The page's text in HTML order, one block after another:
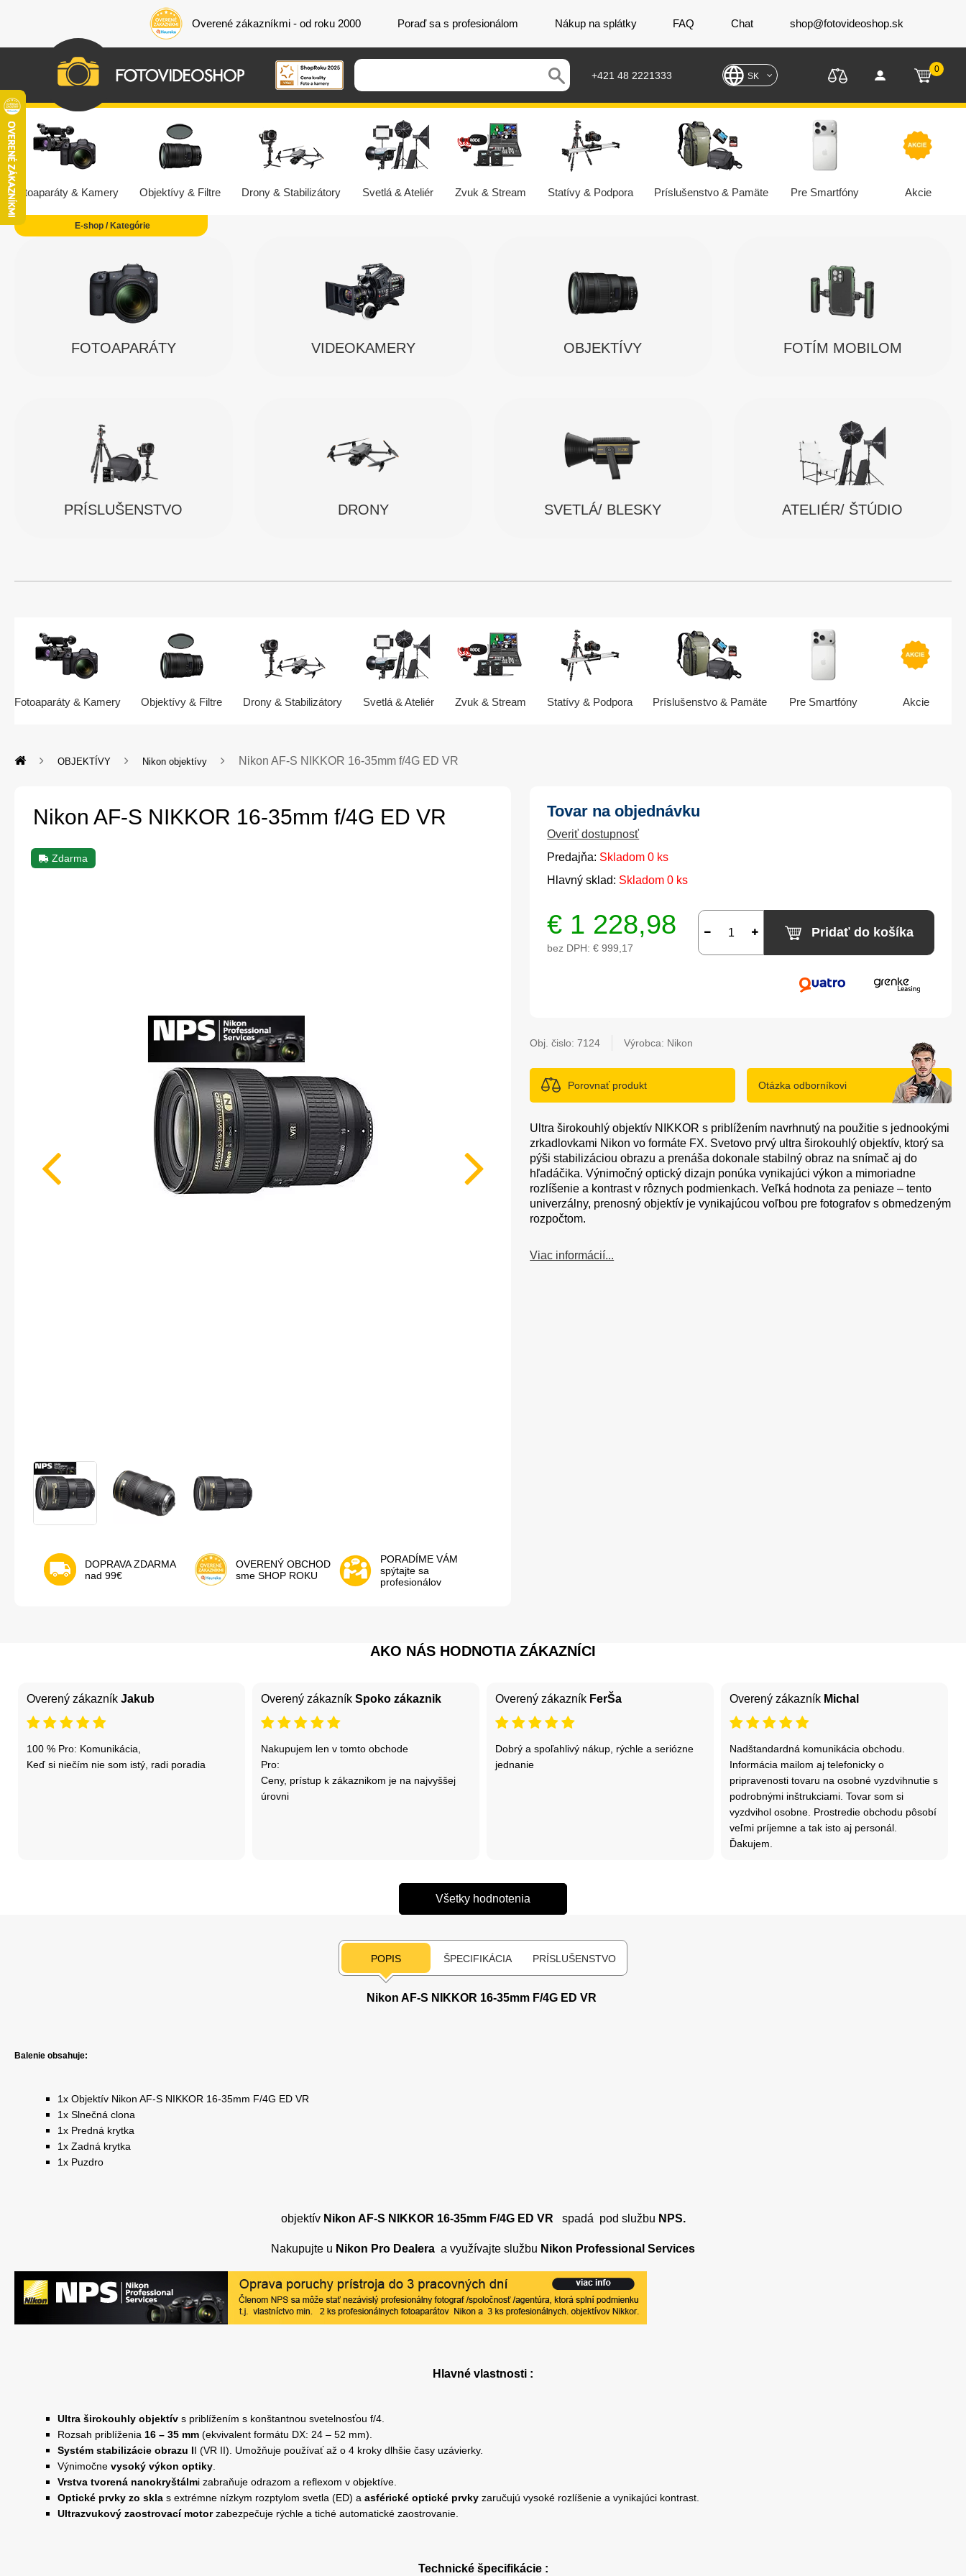
Overené zákazníkmi - od roku 2000 Poraď sa s profesionálom Nákup na splátky FAQ Chat shop@fotovideoshop.sk
+421 48 2221333 SK
0
Fotoaparáty & Kamery Objektívy & Filtre Drony & Stabilizátory Svetlá & Ateliér Zvuk & Stream Statívy & Podpora Príslušenstvo & Pamäte Pre Smartfóny Akcie
FOTOAPARÁTY VIDEOKAMERY OBJEKTÍVY FOTÍM MOBILOM
PRÍSLUŠENSTVO DRONY SVETLÁ/ BLESKY ATELIÉR/ ŠTÚDIO
Fotoaparáty & Kamery Objektívy & Filtre Drony & Stabilizátory Svetlá & Ateliér Zvuk & Stream Statívy & Podpora Príslušenstvo & Pamäte Pre Smartfóny Akcie
OBJEKTÍVY Nikon objektívy Nikon AF-S NIKKOR 16-35mm f/4G ED VR
Nikon AF-S NIKKOR 16-35mm f/4G ED VR
Zdarma
DOPRAVA ZDARMA
nad 99€
OVERENÝ OBCHOD
sme SHOP ROKU
PORADÍME VÁM
spýtajte sa
profesionálov
Tovar na objednávku
Overiť dostupnosť
Predajňa: Skladom 0 ks
Hlavný sklad: Skladom 0 ks
€ 1 228,98
bez DPH: € 999,17
Pridať do košíka
Obj. čislo:7124 Výrobca: Nikon
Porovnať produkt Otázka odborníkovi
Ultra širokouhlý objektív NIKKOR s priblížením navrhnutý na použitie s jednookými
zrkadlovkami Nikon vo formáte FX. Svetovo prvý ultra širokouhlý objektív, ktorý sa
pýši stabilizáciou obrazu a prenáša dokonale stabilný obraz na snímač aj do
hľadáčika. Výnimočný optický dizajn ponúka vynikajúci výkon a mimoriadne
rozlíšenie a kontrast v rôznych podmienkach. Veľká hodnota za peniaze – tento
univerzálny, prenosný objektív je vynikajúcou voľbou pre fotografov s obmedzeným
rozpočtom.
Viac informácií...
AKO NÁS HODNOTIA ZÁKAZNÍCI
Overený zákazník Jakub
100 % Pro: Komunikácia,
Keď si niečím nie som istý, radi poradia
Overený zákazník Spoko zákaznik
Nakupujem len v tomto obchode
Pro:
Ceny, prístup k zákaznikom je na najvyššej
úrovni
Overený zákazník FerŠa
Dobrý a spoľahlivý nákup, rýchle a seriózne
jednanie
Overený zákazník Michal
Nadštandardná komunikácia obchodu.
Informácia mailom aj telefonicky o
pripravenosti tovaru na osobné vyzdvihnutie s
podrobnými inštrukciami. Tovar som si
vyzdvihol osobne. Prostredie obchodu pôsobí
veľmi príjemne a tak isto aj personál.
Ďakujem.
Všetky hodnotenia
POPIS ŠPECIFIKÁCIA PRÍSLUŠENSTVO
Nikon AF-S NIKKOR 16-35mm F/4G ED VR
Balenie obsahuje:
1x Objektív Nikon AF-S NIKKOR 16-35mm F/4G ED VR
1x Slnečná clona
1x Predná krytka
1x Zadná krytka
1x Puzdro
objektív Nikon AF-S NIKKOR 16-35mm F/4G ED VR spadá pod službu NPS.
Nakupujte u Nikon Pro Dealera a využívajte službu Nikon Professional Services
Hlavné vlastnosti :
Ultra širokouhly objektív s priblížením s konštantnou svetelnosťou f/4.
Rozsah priblíženia 16 – 35 mm (ekvivalent formátu DX: 24 – 52 mm).
Systém stabilizácie obrazu II (VR II). Umožňuje používať až o 4 kroky dlhšie časy uzávierky.
Výnimočne vysoký výkon optiky.
Vrstva tvorená nanokryštálmi zabraňuje odrazom a reflexom v objektíve.
Optické prvky zo skla s extrémne nízkym rozptylom svetla (ED) a asférické optické prvky zaručujú vysoké rozlíšenie a vynikajúci kontrast.
Ultrazvukový zaostrovací motorzabezpečuje rýchle a tiché automatické zaostrovanie.
Technické špecifikácie :
E-shop / Kategórie